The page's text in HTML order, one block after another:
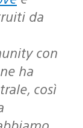
da
con
ha
così